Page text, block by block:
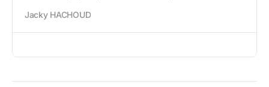
des proches, souvent après des signalem...
Jacky HACHOUD